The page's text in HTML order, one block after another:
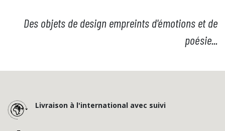
Des objets de design empreints d'émotions et de
poésie...
Livraison à l'international avec suivi